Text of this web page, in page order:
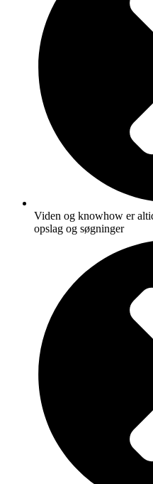
Viden og knowhow er
opslag og søgninger